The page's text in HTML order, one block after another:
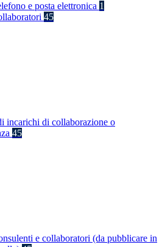
e posta elettronica 1
45
incarichi di collaborazione o
45
e collaboratori (da pubblicare in